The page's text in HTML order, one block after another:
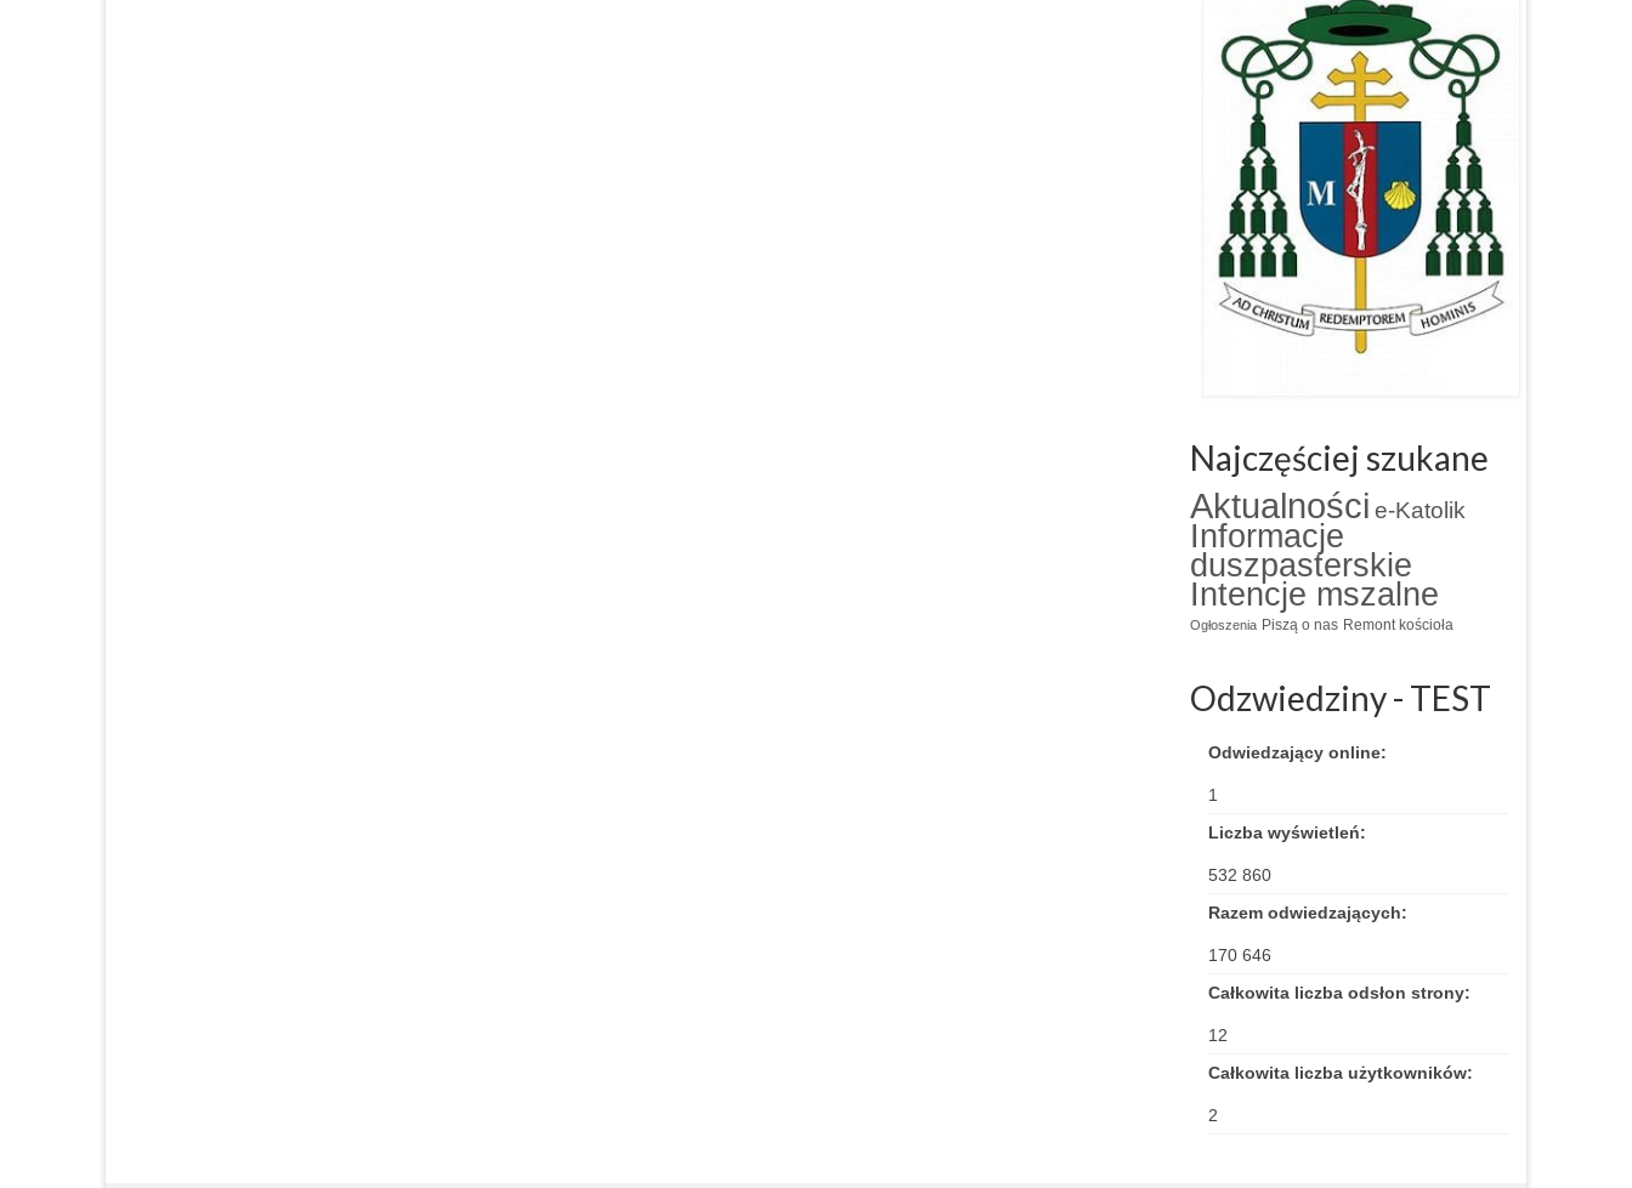
Najczęściej szukane
Aktualności e-Katolik
Informacje
duszpasterskie
Intencje mszalne
Ogłoszenia Piszą o nas Remont kościoła
Odzwiedziny - TEST
Odwiedzający online:
1
Liczba wyświetleń:
532 860
Razem odwiedzających:
170 646
Całkowita liczba odsłon strony:
12
Całkowita liczba użytkowników:
2